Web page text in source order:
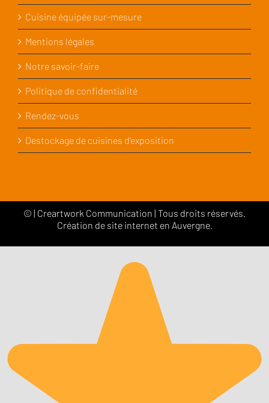
Cuisine équipée sur-mesure
Mentions légales
Notre savoir-faire
Politique de confidentialité
Rendez-vous
Destockage de cuisines d’exposition
© | Creartwork Communication | Tous droits réservés.
Création de site internet en Auvergne.